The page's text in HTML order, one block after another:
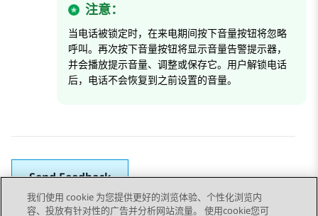
注意：
当电话被锁定时，在来电期间按下音量按钮将忽略
呼叫。再次按下音量按钮将显示音量告警提示器，
并会播放提示音量、调整或保存它。用户解锁电话
后，电话不会恢复到之前设置的音量。
Send Feedback
我们使用 cookie 为您提供更好的浏览体验、个性化浏览内
容、投放有针对性的广告并分析网站流量。 使用cookie您可